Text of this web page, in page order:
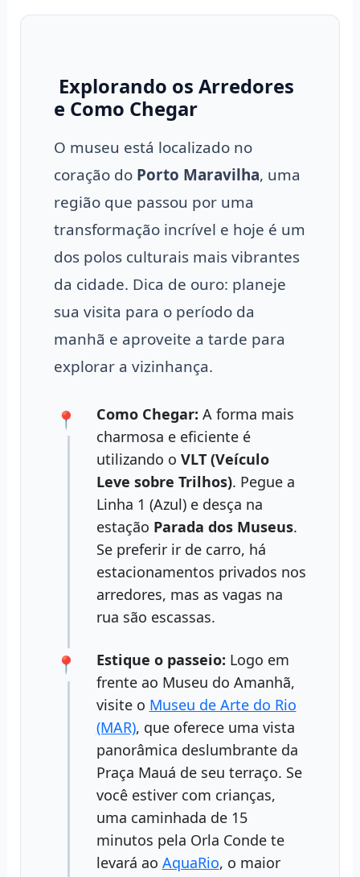
️ Explorando os Arredores
e Como Chegar
O museu está localizado no
coração do Porto Maravilha, uma
região que passou por uma
transformação incrível e hoje é um
dos polos culturais mais vibrantes
da cidade. Dica de ouro: planeje
sua visita para o período da
manhã e aproveite a tarde para
explorar a vizinhança.
Como Chegar: A forma mais
charmosa e eficiente é
utilizando o VLT (Veículo
Leve sobre Trilhos). Pegue a
Linha 1 (Azul) e desça na
estação Parada dos Museus.
Se preferir ir de carro, há
estacionamentos privados nos
arredores, mas as vagas na
rua são escassas.
Estique o passeio: Logo em
frente ao Museu do Amanhã,
visite o Museu de Arte do Rio
(MAR), que oferece uma vista
panorâmica deslumbrante da
Praça Mauá de seu terraço. Se
você estiver com crianças,
uma caminhada de 15
minutos pela Orla Conde te
levará ao AquaRio, o maior